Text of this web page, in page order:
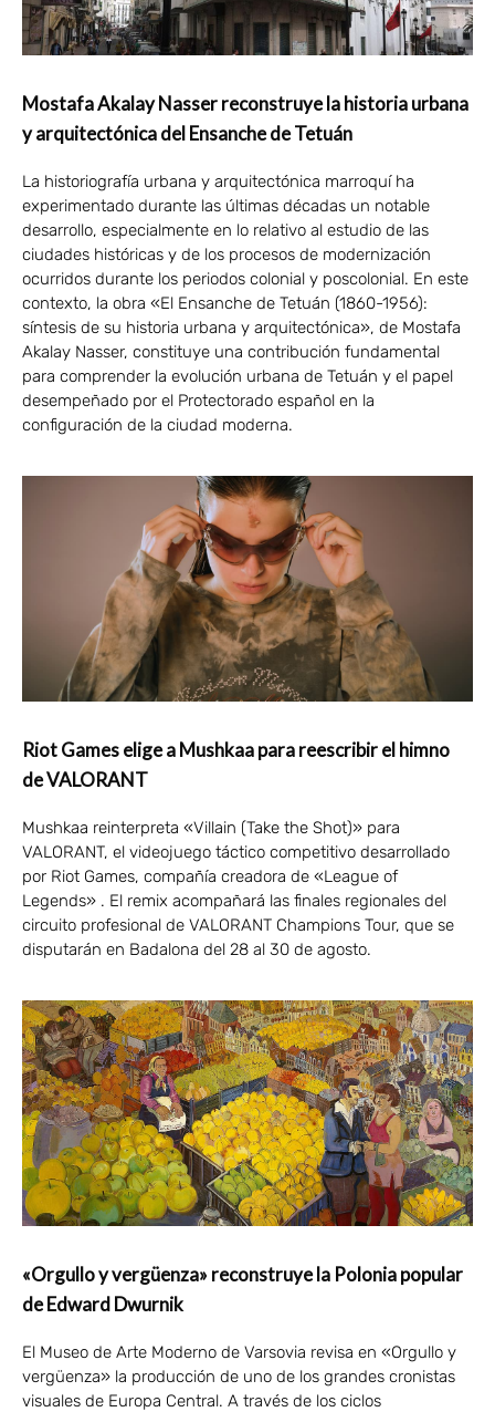
Mostafa Akalay Nasser reconstruye la historia urbana
y arquitectónica del Ensanche de Tetuán
La historiografía urbana y arquitectónica marroquí ha
experimentado durante las últimas décadas un notable
desarrollo, especialmente en lo relativo al estudio de las
ciudades históricas y de los procesos de modernización
ocurridos durante los periodos colonial y poscolonial. En este
contexto, la obra «El Ensanche de Tetuán (1860-1956):
síntesis de su historia urbana y arquitectónica», de Mostafa
Akalay Nasser, constituye una contribución fundamental
para comprender la evolución urbana de Tetuán y el papel
desempeñado por el Protectorado español en la
configuración de la ciudad moderna.
Riot Games elige a Mushkaa para reescribir el himno
de VALORANT
Mushkaa reinterpreta «Villain (Take the Shot)» para
VALORANT, el videojuego táctico competitivo desarrollado
por Riot Games, compañía creadora de «League of
Legends» . El remix acompañará las finales regionales del
circuito profesional de VALORANT Champions Tour, que se
disputarán en Badalona del 28 al 30 de agosto.
«Orgullo y vergüenza» reconstruye la Polonia popular
de Edward Dwurnik
El Museo de Arte Moderno de Varsovia revisa en «Orgullo y
vergüenza» la producción de uno de los grandes cronistas
visuales de Europa Central. A través de los ciclos